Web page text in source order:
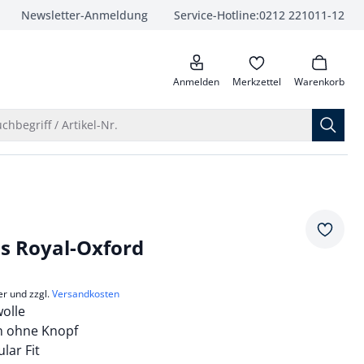
Newsletter-Anmeldung Service-Hotline:0212 221011-12
anrufen
Anmelden Merkzettel Warenkorb
/ Artikel-Nr.
Royal-Oxford
und zzgl.Versandkosten
ohne Knopf
Fit